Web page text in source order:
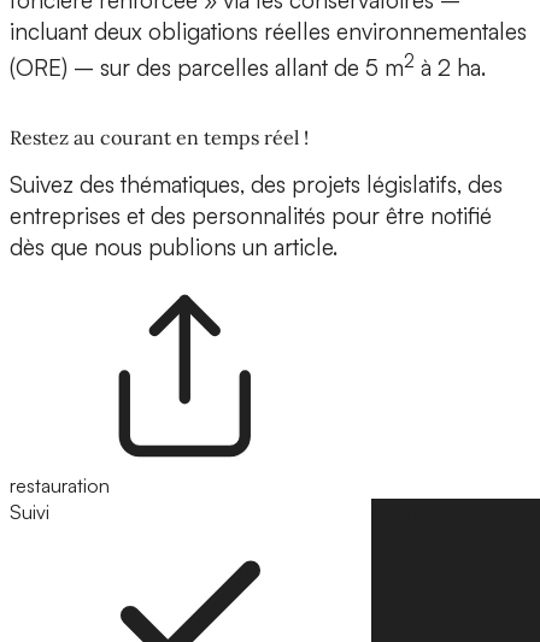
incluant deux obligations réelles environnementales
(ORE) – sur des parcelles allant de 5 m2 à 2 ha.
Restez au courant en temps réel !
Suivez des thématiques, des projets législatifs, des
entreprises et des personnalités pour être notifié
dès que nous publions un article.
restauration
Suivi